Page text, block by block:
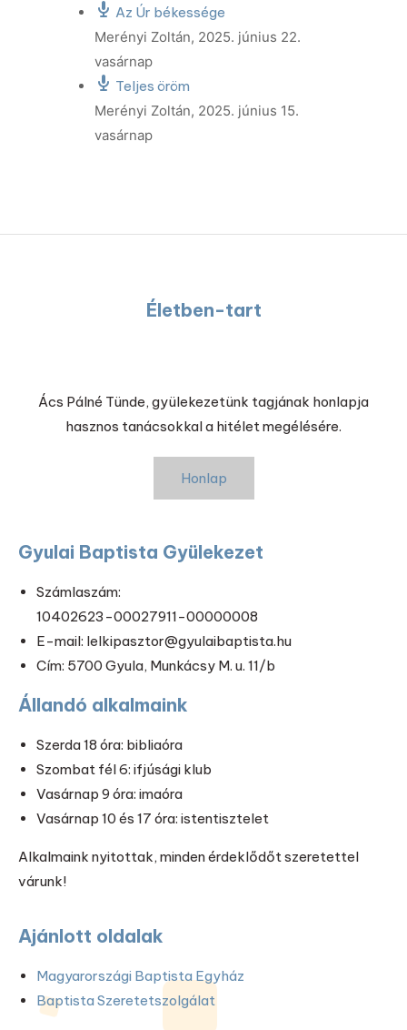
Az Úr békessége
Merényi Zoltán, 2025. június 22.
vasárnap
Teljes öröm
Merényi Zoltán, 2025. június 15.
vasárnap
Életben-tart
Ács Pálné Tünde, gyülekezetünk tagjának honlapja
hasznos tanácsokkal a hitélet megélésére.
Honlap
Gyulai Baptista Gyülekezet
Számlaszám:
10402623-00027911-00000008
E-mail: lelkipasztor@gyulaibaptista.hu
Cím: 5700 Gyula, Munkácsy M. u. 11/b
Állandó alkalmaink
Szerda 18 óra: bibliaóra
Szombat fél 6: ifjúsági klub
Vasárnap 9 óra: imaóra
Vasárnap 10 és 17 óra: istentisztelet
Alkalmaink nyitottak, minden érdeklődőt szeretettel
várunk!
Ajánlott oldalak
Magyarországi Baptista Egyház
Baptista Szeretetszolgálat